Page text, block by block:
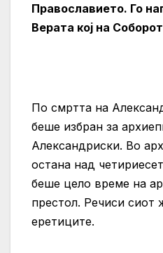
Православието. Го
Верата кој на
По смртта на
беше избран за
Александриски. Во
остана над
беше цело време на
престол. Речиси сиот
еретиците.